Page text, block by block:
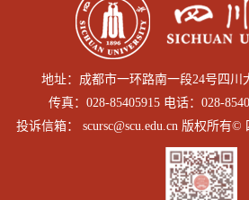
地址：成都市一环路南一段24号四川
传真：028-85405915 电话：028-
投诉信箱： scursc@scu.edu.cn 版权所有